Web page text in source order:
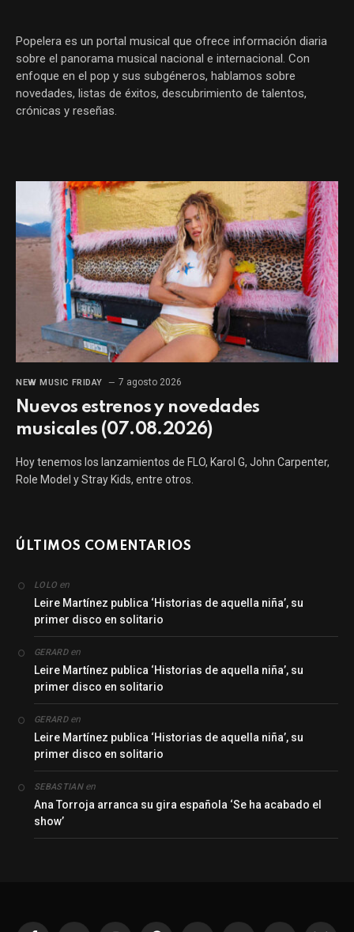
Popelera es un portal musical que ofrece información diaria
sobre el panorama musical nacional e internacional. Con
enfoque en el pop y sus subgéneros, hablamos sobre
novedades, listas de éxitos, descubrimiento de talentos,
crónicas y reseñas.
NEW MUSIC FRIDAY 7 agosto 2026
Nuevos estrenos y novedades
musicales (07.08.2026)
Hoy tenemos los lanzamientos de FLO, Karol G, John Carpenter,
Role Model y Stray Kids, entre otros.
ÚLTIMOS COMENTARIOS
LOLO en
Leire Martínez publica ‘Historias de aquella niña’, su
primer disco en solitario
GERARDen
Leire Martínez publica ‘Historias de aquella niña’, su
primer disco en solitario
GERARDen
Leire Martínez publica ‘Historias de aquella niña’, su
primer disco en solitario
SEBASTIANen
Ana Torroja arranca su gira española ‘Se ha acabado el
show’